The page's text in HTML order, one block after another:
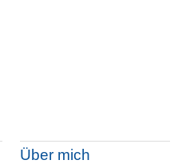
Über mich